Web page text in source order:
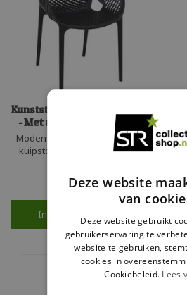
Kunststof Terrasstoel Air XL
- Met armleuning - Siesta
Moderne en trendy kunststof
kuipstoel Air XL. De armstoel
stapelbaar tot 4 stuks en zeer
gemakkelijk in het onderhoud.
Gemaakt uit één geheel en
perfect voor zowel de zakelijk
markt als particulier gebruik.
Beschikbaar
In winkelwagen
Deze website
van
Deze website gebruikt
gebruikerservaring te
website te gebruiken,
cookies in
Cookiebeleid. Lees